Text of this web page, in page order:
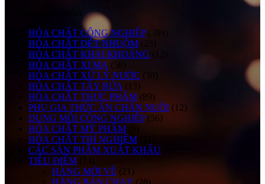
HÓA CHẤT CÔNG NGHIỆP (389)
HÓA CHẤT DỆT NHUỘM (23)
HÓA CHẤT KHAI KHOÁNG
HÓA CHẤT XI MẠ (58)
HÓA CHẤT XỬ LÝ NƯỚC (30)
HÓA CHẤT TẨY RỬA (13)
HÓA CHẤT THỰC PHẨM (89)
PHỤ GIA THỨC ĂN CHĂN NUÔI (12)
DUNG MÔI CÔNG NGHIỆP (56)
HÓA CHẤT MỸ PHẨM
(8)
HÓA CHẤT THÍ NGHIỆM
CÁC SẢN PHẨM XUẤT KHẨU
TIÊU ĐIỂM
(74)
HÀNG MỚI VỀ (21)
HÀNG BÁN CHẠY (28)